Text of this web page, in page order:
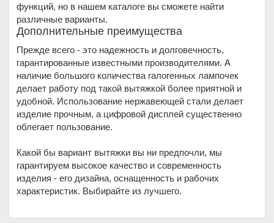
функций, но в нашем каталоге вы сможете найти
различные варианты.
Дополнительные преимущества
Прежде всего - это надежность и долговечность,
гарантированные известными производителями. А
наличие большого количества галогенных лампочек
делает работу под такой вытяжкой более приятной и
удобной. Использование нержавеющей стали делает
изделие прочным, а цифровой дисплей существенно
облегает пользование.
Какой бы вариант вытяжки вы ни предпочли, мы
гарантируем высокое качество и современность
изделия - его дизайна, оснащенность и рабочих
характеристик. Выбирайте из лучшего.